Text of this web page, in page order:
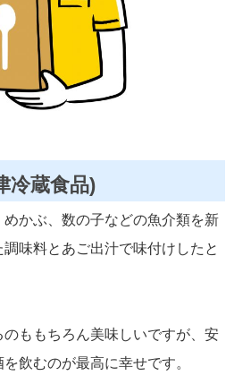
蔵食品)
かぶ、数の子などの魚介類を新
味料とあご出汁で味付けしたと
ももちろん美味しいですが、安
飲むのが最高に幸せです。